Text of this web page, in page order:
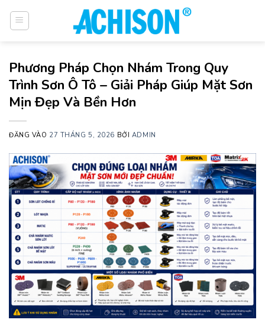
Phương Pháp Chọn Nhám Trong Quy
Trình Sơn Ô Tô – Giải Pháp Giúp Mặt Sơn
Mịn Đẹp Và Bền Hơn
ĐĂNG VÀO 27 THÁNG 5, 2026 BỞI ADMIN